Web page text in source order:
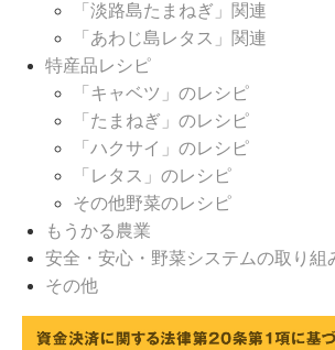
「淡路島たまねぎ」関連
「あわじ島レタス」関連
特産品レシピ
「キャベツ」のレシピ
「たまねぎ」のレシピ
「ハクサイ」のレシピ
「レタス」のレシピ
その他野菜のレシピ
もうかる農業
安全・安心・野菜システムの取り組
その他